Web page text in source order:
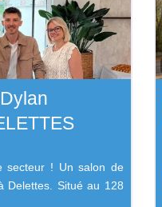
secteur ! Un salon de
Delettes. Situé au 128